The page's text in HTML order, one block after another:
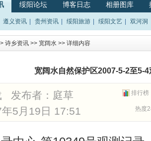
绥阳论坛 博客日志 相册图库
遵义资讯 贵州资讯 绥阳旅游 绥阳文艺 双河洞
诗乡资讯 >> 宽阔水 >> 详细内容
宽阔水自然保护区2007-5-2至5-4
排行榜
发布者： 庭草
热度
5月19日 17:51